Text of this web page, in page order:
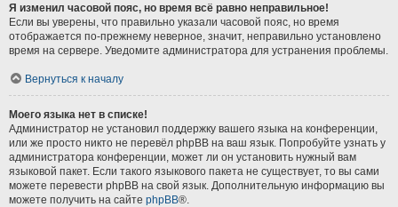
Я изменил часовой пояс, но время всё равно неправильное!
Если вы уверены, что правильно указали часовой пояс, но время
отображается по-прежнему неверное, значит, неправильно установлено
время на сервере. Уведомите администратора для устранения проблемы.
Вернуться к началу
Моего языка нет в списке!
Администратор не установил поддержку вашего языка на конференции,
или же просто никто не перевёл phpBB на ваш язык. Попробуйте узнать у
администратора конференции, может ли он установить нужный вам
языковой пакет. Если такого языкового пакета не существует, то вы сами
можете перевести phpBB на свой язык. Дополнительную информацию вы
можете получить на сайте phpBB®.